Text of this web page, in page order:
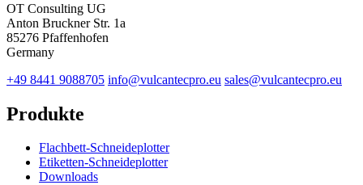
OT Consulting UG
Anton Bruckner Str. 1a
85276 Pfaffenhofen
Germany
+49 8441 9088705 info@vulcantecpro.eu sales@vulcantecpro.eu
Produkte
Flachbett-Schneideplotter
Etiketten-Schneideplotter
Downloads